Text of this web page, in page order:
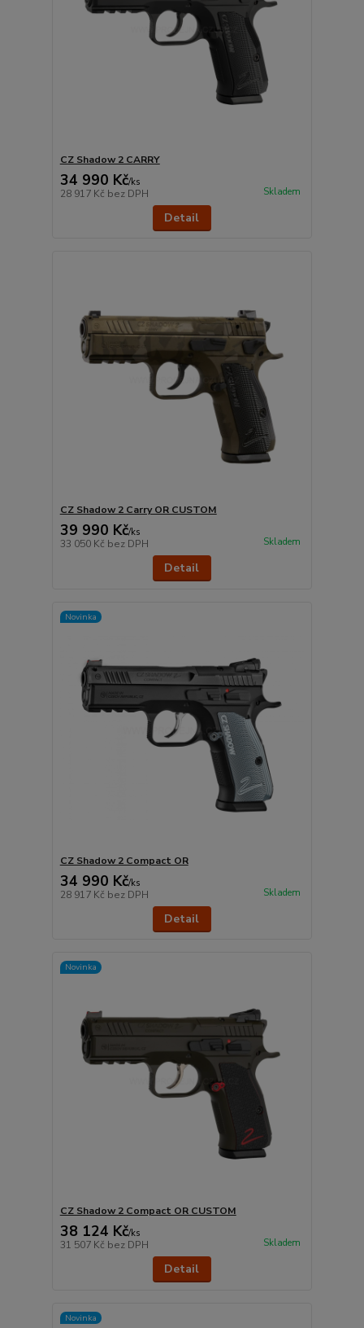
CZ Shadow 2 CARRY
34 990 Kč/ks
28 917 Kč bez DPH Skladem
Detail
CZ Shadow 2 Carry OR CUSTOM
39 990 Kč/ks
33 050 Kč bez DPH Skladem
Detail
Novinka
CZ Shadow 2 Compact OR
34 990 Kč/ks
28 917 Kč bez DPH Skladem
Detail
Novinka
CZ Shadow 2 Compact OR CUSTOM
38 124 Kč/ks
31 507 Kč bez DPH Skladem
Detail
Novinka